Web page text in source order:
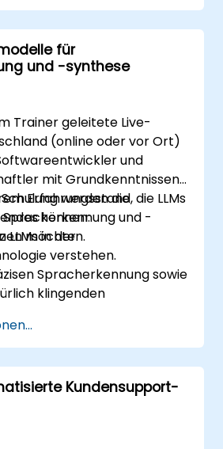
mithilfe der
Hugging Face Transformers
Modelle bewerten,
in sicheren Umgebungen
für
und -synthese
Trainer geleitete Live-
(online oder vor Ort)
und
mit Grundkenntnissen
Erfahrungsstand, die LLMs
Spracherkennung und -
möchten.
werden die
können:
LLMs in der
verstehen.
Spracherkennung sowie
klingenden
Engines und
integrieren.
von
mithilfe von LLMs
verbessern.
Entwicklungen und
Kundensupport-